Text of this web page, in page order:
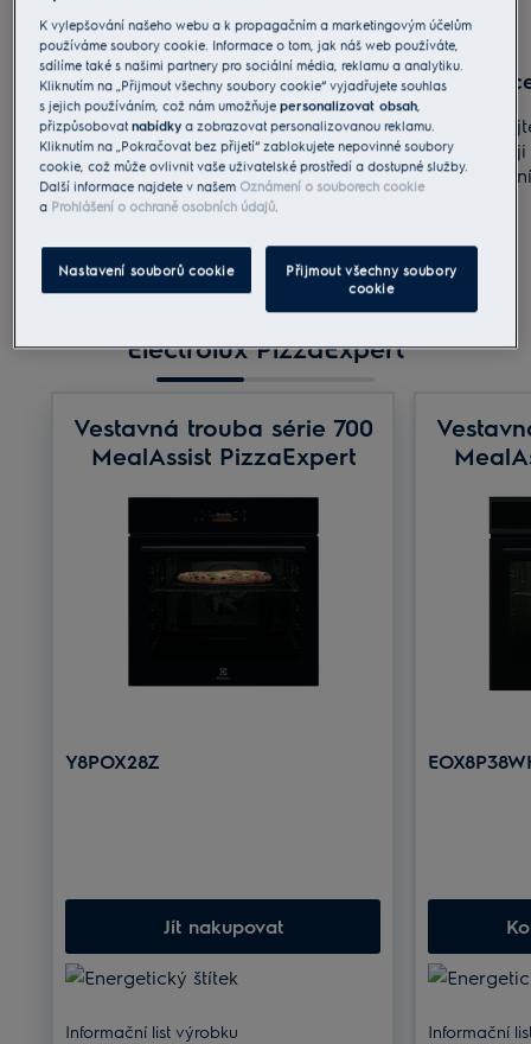
Nákup
Kupte si v obdobíod 1. 7. do 31. 10. 2026
model trouby Electrolux 700 MealAssist
PizzaExpert zařazený do akce.
(nejpozději
formuláře
Electrolux PizzaExpert
Vestavná trouba série 700
MealAssist PizzaExpert
Y8POX28Z
Jít nakupovat
Informační list výrobku Informační
K vylepšování našeho webu a k propagačním a marketingovým účelům
používáme soubory cookie. Informace o tom, jak náš web používáte,
sdílíme také s našimi partnery pro sociální média, reklamu a analytiku.
Kliknutím na „Přijmout všechny soubory cookie“ vyjadřujete souhlas
s jejich používáním, což nám umožňujepersonalizovat obsah,
přizpůsobovatnabídky a zobrazovat personalizovanou reklamu.
Kliknutím na „Pokračovat bez přijetí“ zablokujete nepovinné soubory
cookie, což může ovlivnit vaše uživatelské prostředí a dostupné služby.
Další informace najdete v našem Oznámení o souborech cookie
a Prohlášení o ochraně osobních údajů.
Nastavení souborů cookie
Přijmout všechny soubory
cookie